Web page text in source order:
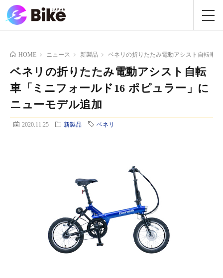
HOME ニュース 新製品 ベネリの折りたたみ電動アシスト自転車
ベネリの折りたたみ電動アシスト自転
車「ミニフォールド16 ポピュラー」に
ニューモデル追加
2020.11.25 新製品 ベネリ